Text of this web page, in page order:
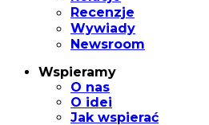
Recenzje
Wywiady
Newsroom
Wspieramy
O nas
O idei
Jak wspierać